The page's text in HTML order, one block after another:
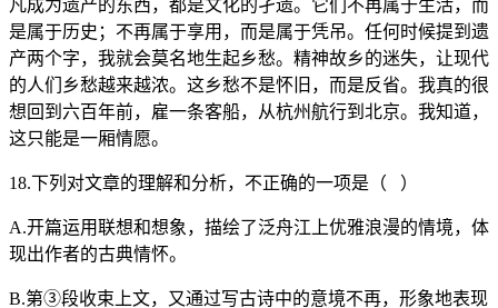
凡成为遗产的东西，都是文化的孑遗。它们不再属于生活，而
是属于历史；不再属于享用，而是属于凭吊。任何时候提到遗
产两个字，我就会莫名地生起乡愁。精神故乡的迷失，让现代
的人们乡愁越来越浓。这乡愁不是怀旧，而是反省。我真的很
想回到六百年前，雇一条客船，从杭州航行到北京。我知道，
这只能是一厢情愿。
18.下列对文章的理解和分析，不正确的一项是（ ）
A.开篇运用联想和想象，描绘了泛舟江上优雅浪漫的情境，体
现出作者的古典情怀。
B.第③段收束上文，又通过写古诗中的意境不再，形象地表现